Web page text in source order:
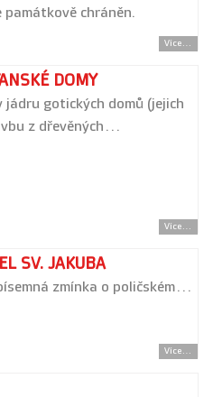
památkově chráněn.
Více...
DOMY
jádru gotických domů (jejich
z dřevěných…
Více...
SV. JAKUBA
zmínka o poličském…
Více...